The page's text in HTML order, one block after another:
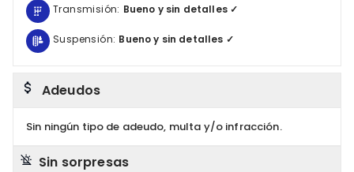
Transmisión: Bueno y sin detalles ✓
Suspensión: Bueno y sin detalles ✓
Adeudos
Sin ningún tipo de adeudo, multa y/o infracción.
Sin sorpresas